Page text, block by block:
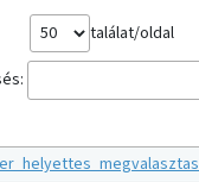
találat/oldal